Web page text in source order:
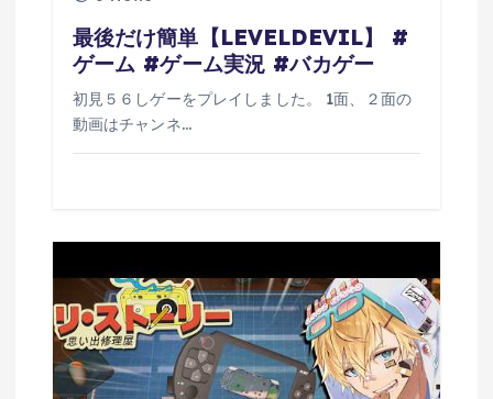
最後だけ簡単【LEVELDEVIL】 #
ゲーム #ゲーム実況 #バカゲー
初見５６しゲーをプレイしました。 1面、２面の
動画はチャンネ…